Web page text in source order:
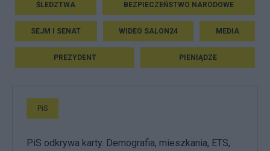
ŚLEDZTWA BEZPIECZEŃSTWO NARODOWE
SEJM I SENAT WIDEO SALON24 MEDIA
PREZYDENT PIENIĄDZE
PiS
PiS odkrywa karty. Demografia, mieszkania, ETS,